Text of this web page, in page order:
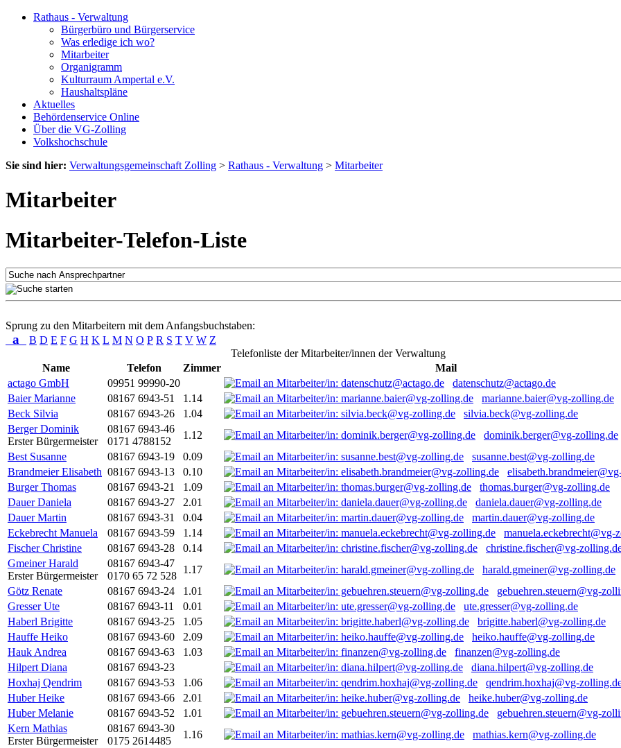
Rathaus - Verwaltung
Bürgerbüro und Bürgerservice
Was erledige ich wo?
Mitarbeiter
Organigramm
Kulturraum Ampertal e.V.
Haushaltspläne
Aktuelles
Behördenservice Online
Über die VG-Zolling
Volkshochschule
Sie sind hier: Verwaltungsgemeinschaft Zolling > Rathaus - Verwaltung > Mitarbeiter
Mitarbeiter
Mitarbeiter-Telefon-Liste
Sprung zu den Mitarbeitern mit dem Anfangsbuchstaben:
a B D E F G H K L M N O P R S T V W Z
Telefonliste der Mitarbeiter/innen der Verwaltung
Name
Telefon Zimmer
Mail
actago GmbH
09951 99990-20
datenschutz@actago.de
Baier Marianne
08167 6943-51 1.14
marianne.baier@vg-zolling.de
Beck Silvia
08167 6943-26 1.04
silvia.beck@vg-zolling.de
Berger Dominik
Erster Bürgermeister
08167 6943-46
0171 4788152
1.12
dominik.berger@vg-zolling.de
Best Susanne
08167 6943-19 0.09
susanne.best@vg-zolling.de
Brandmeier Elisabeth 08167 6943-13 0.10
Burger Thomas
08167 6943-21 1.09
thomas.burger@vg-zolling.de
Dauer Daniela
08167 6943-27 2.01
daniela.dauer@vg-zolling.de
Dauer Martin
08167 6943-31 0.04
martin.dauer@vg-zolling.de
Eckebrecht Manuela
08167 6943-59 1.14
manuela.eckebrecht@vg-
Fischer Christine
08167 6943-28 0.14
christine.fischer@vg-
Gmeiner Harald
Erster Bürgermeister
08167 6943-47
0170 65 72 528
1.17
harald.gmeiner@vg-zolling.de
Götz Renate
08167 6943-24 1.01
gebuehren.steuern@vg-
Gresser Ute
08167 6943-11 0.01
ute.gresser@vg-zolling.de
Haberl Brigitte
08167 6943-25 1.05
brigitte.haberl@vg-zolling.de
Hauffe Heiko
08167 6943-60 2.09
heiko.hauffe@vg-zolling.de
Hauk Andrea
08167 6943-63 1.03
finanzen@vg-zolling.de
Hilpert Diana
08167 6943-23
diana.hilpert@vg-zolling.de
Hoxhaj Qendrim
08167 6943-53 1.06
qendrim.hoxhaj@vg-
Huber Heike
08167 6943-66 2.01
heike.huber@vg-zolling.de
Huber Melanie
08167 6943-52 1.01
gebuehren.steuern@vg-
Kern Mathias
Erster Bürgermeister
08167 6943-30
0175 2614485
1.16
mathias.kern@vg-zolling.de